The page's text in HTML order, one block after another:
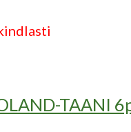
TAANI